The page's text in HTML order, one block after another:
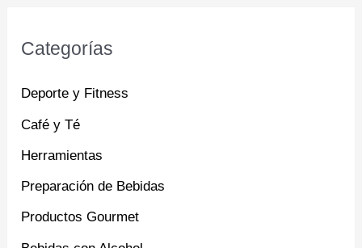
Categorías
Deporte y Fitness
Café y Té
Herramientas
Preparación de Bebidas
Productos Gourmet